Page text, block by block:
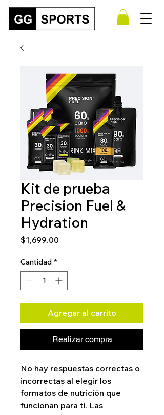
Kit de prueba
Precision Fuel &
Hydration
$1,699.00
Cantidad *
Agregar al carrito
Realizar compra
No hay respuestas correctas o
incorrectas al elegir los
formatos de nutrición que
funcionan para ti. Las